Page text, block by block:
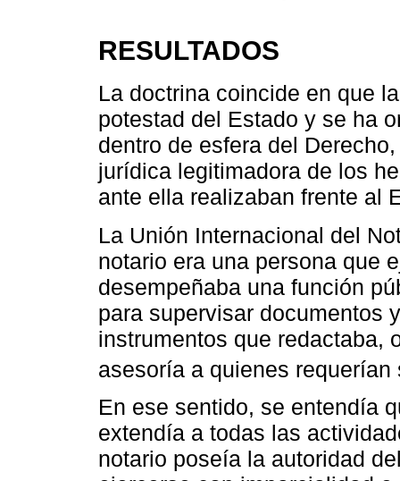
RESULTADOS
La doctrina coincide en que
potestad del Estado y se ha
dentro de esfera del
jurídica legitimadora de los
ante ella realizaban frente al
La Unión Internacional del
notario era una persona que
desempeñaba una función
para supervisar documentos
instrumentos que redactaba,
asesoría a quienes requerían
En ese sentido, se entendía
extendía a todas las
notario poseía la autoridad